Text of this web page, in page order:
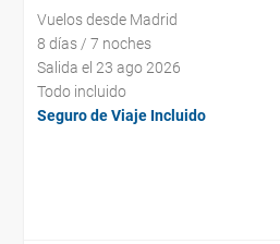
Vuelos desde Madrid
8 días / 7 noches
Salida el 23 ago 2026
Todo incluido
Seguro de Viaje Incluido